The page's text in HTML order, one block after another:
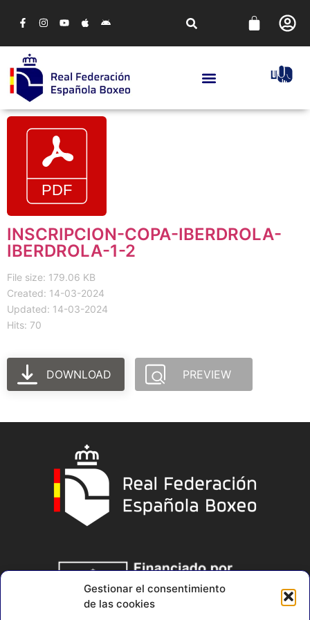
Gestionar el consentimiento
de las cookies
INSCRIPCION-COPA-IBERDROLA-
IBERDROLA-1-2
File size: 179.06 KB
Created: 14-03-2024
Updated: 14-03-2024
Hits: 70
DOWNLOAD PREVIEW